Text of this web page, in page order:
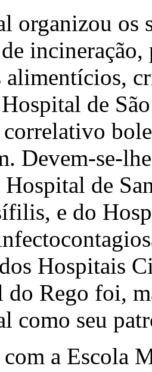
organizou os
alimentícios,
de
Devem-se-
de
e do
Hospitais
Rego foi,
como seu
a Escola